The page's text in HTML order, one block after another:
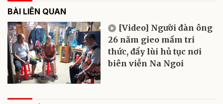
BÀI LIÊN QUAN
[Video] Người đàn ông
26 năm gieo mầm tri
thức, đẩy lùi hủ tục nơi
biên viễn Na Ngoi